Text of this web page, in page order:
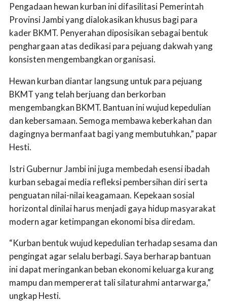
Pengadaan hewan kurban ini difasilitasi Pemerintah
Provinsi Jambi yang dialokasikan khusus bagi para
kader BKMT. Penyerahan diposisikan sebagai bentuk
penghargaan atas dedikasi para pejuang dakwah yang
konsisten mengembangkan organisasi.
Hewan kurban diantar langsung untuk para pejuang
BKMT yang telah berjuang dan berkorban
mengembangkan BKMT. Bantuan ini wujud kepedulian
dan kebersamaan. Semoga membawa keberkahan dan
dagingnya bermanfaat bagi yang membutuhkan,” papar
Hesti.
Istri Gubernur Jambi ini juga membedah esensi ibadah
kurban sebagai media refleksi pembersihan diri serta
penguatan nilai-nilai keagamaan. Kepekaan sosial
horizontal dinilai harus menjadi gaya hidup masyarakat
modern agar ketimpangan ekonomi bisa diredam.
“Kurban bentuk wujud kepedulian terhadap sesama dan
pengingat agar selalu berbagi. Saya berharap bantuan
ini dapat meringankan beban ekonomi keluarga kurang
mampu dan mempererat tali silaturahmi antarwarga,”
ungkap Hesti.